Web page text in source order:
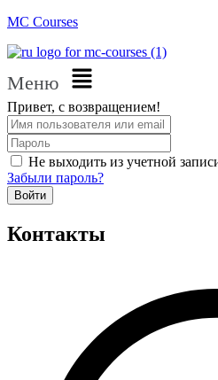
MC Courses
Меню
Привет, с возвращением!
Не выходить из учетной
Забыли пароль?
Войти
Контакты